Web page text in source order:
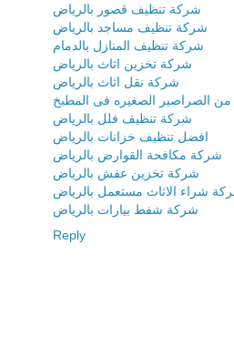
شركة تنظيف قصور بالرياض
شركة تنظيف مساجد بالرياض
شركة تنظيف المنازل بالدمام
شركة تخزين اثاث بالرياض
شركة نقل اثاث بالرياض
من الصراصير الصغيره فى المطبخ
شركة تنظيف فلل بالرياض
افضل تنظيف خزانات بالرياض
شركة مكافحة القوارض بالرياض
شركة تخزين عفش بالرياض
شراء الاثاث مستعمل بالرياض
شركة شفط بيارات بالرياض
Reply